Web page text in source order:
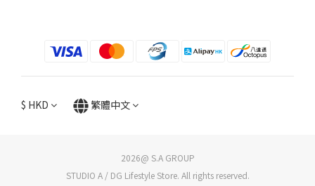
$ HKD 繁體中文
2026@ S.A GROUP
STUDIO A / DG Lifestyle Store. All rights reserved.